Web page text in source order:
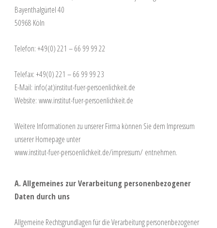
Bayenthalgürtel 40
50968 Köln
Telefon: +49(0) 221 – 66 99 99 22
Telefax: +49(0) 221 – 66 99 99 23
E-Mail: info(at)institut-fuer-persoenlichkeit.de
Website: www.institut-fuer-persoenlichkeit.de
Weitere Informationen zu unserer Firma können Sie dem Impressum
unserer Homepage unter
www.institut-fuer-persoenlichkeit.de/impressum/ entnehmen.
A. Allgemeines zur Verarbeitung personenbezogener
Daten durch uns
Allgemeine Rechtsgrundlagen für die Verarbeitung personenbezogener